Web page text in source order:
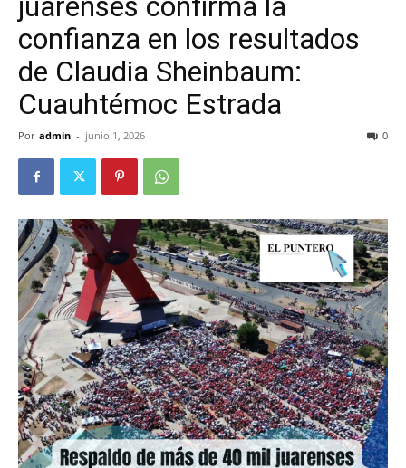
confianza en los resultados
de Claudia Sheinbaum:
Cuauhtémoc Estrada
Por admin - junio 1, 2026 0